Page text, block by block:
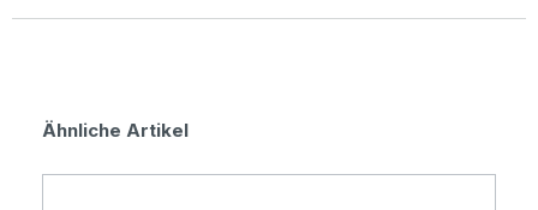
Produktgalerie überspringen
Ähnliche Artikel